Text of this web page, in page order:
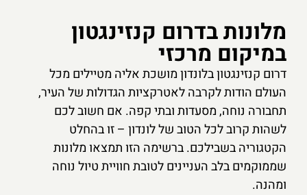
מלונות בדרום קנזינגטון
במיקום מרכזי
דרום קנזינגטון בלונדון מושכת אליה מטיילים מכל
העולם הודות לקרבה לאטרקציות הגדולות של העיר,
תחבורה נוחה, מסעדות ובתי קפה. אם חשוב לכם
לשהות קרוב לכל הטוב של לונדון – זו בהחלט
הקטגוריה בשבילכם. ברשימה הזו תמצאו מלונות
שממוקמים בלב העניינים לטובת חוויית טיול נוחה
ומהנה.